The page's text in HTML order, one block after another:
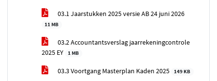
03.1 Jaarstukken 2025 versie AB 24 juni 2026
11 MB
03.2 Accountantsverslag jaarrekeningcontrole
2025 EY
1 MB
03.3 Voortgang Masterplan Kaden 2025 149 KB